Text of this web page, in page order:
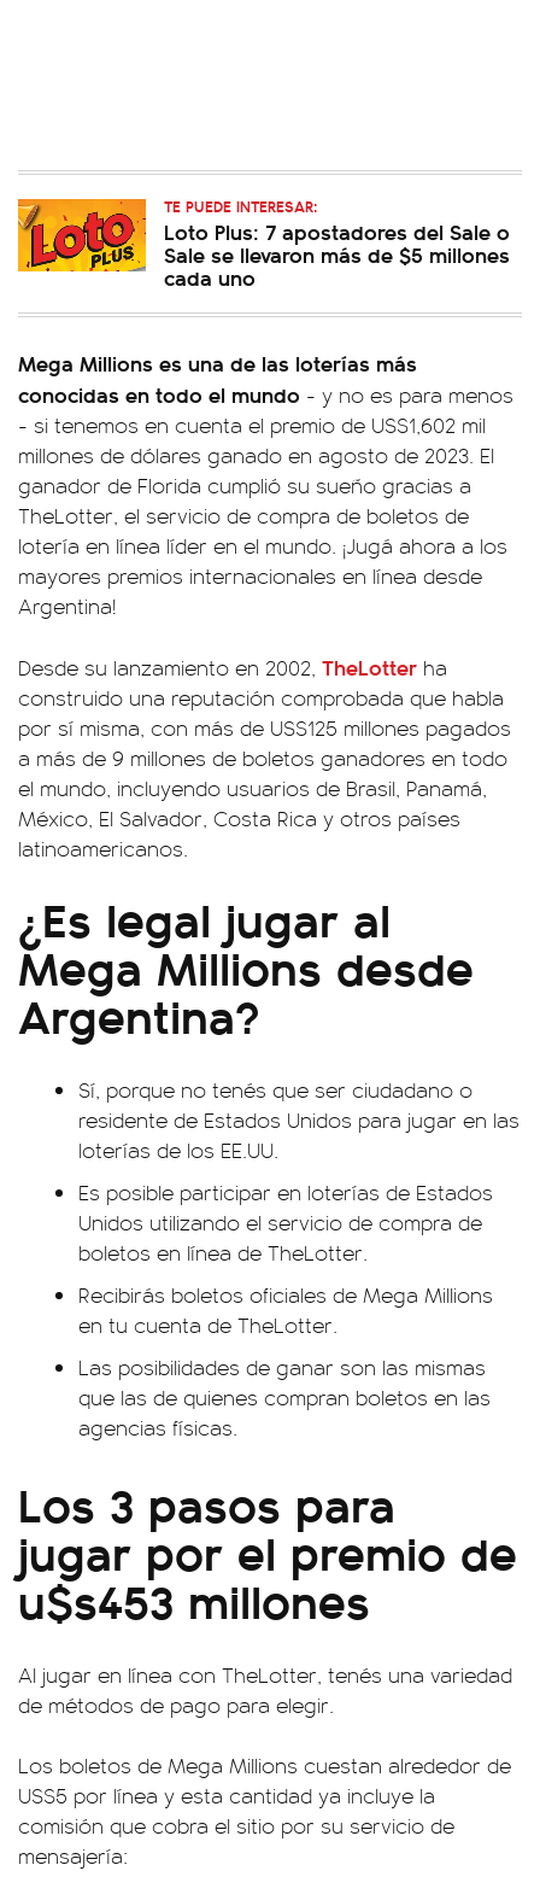
TE PUEDE INTERESAR:
Loto Plus: 7 apostadores del Sale o
Sale se llevaron más de $5 millones
cada uno
Mega Millions es una de las loterías más
conocidas en todo el mundo - y no es para menos
- si tenemos en cuenta el premio de US$1,602 mil
millones de dólares ganado en agosto de 2023. El
ganador de Florida cumplió su sueño gracias a
TheLotter, el servicio de compra de boletos de
lotería en línea líder en el mundo. ¡Jugá ahora a los
mayores premios internacionales en línea desde
Argentina!
Desde su lanzamiento en 2002, TheLotter ha
construido una reputación comprobada que habla
por sí misma, con más de US$125 millones pagados
a más de 9 millones de boletos ganadores en todo
el mundo, incluyendo usuarios de Brasil, Panamá,
México, El Salvador, Costa Rica y otros países
latinoamericanos.
¿Es legal jugar al
Mega Millions desde
Argentina?
Sí, porque no tenés que ser ciudadano o
residente de Estados Unidos para jugar en las
loterías de los EE.UU.
Es posible participar en loterías de Estados
Unidos utilizando el servicio de compra de
boletos en línea de TheLotter.
Recibirás boletos oficiales de Mega Millions
en tu cuenta de TheLotter.
Las posibilidades de ganar son las mismas
que las de quienes compran boletos en las
agencias físicas.
Los 3 pasos para
jugar por el premio de
u$s453 millones
Al jugar en línea con TheLotter, tenés una variedad
de métodos de pago para elegir.
Los boletos de Mega Millions cuestan alrededor de
US$5 por línea y esta cantidad ya incluye la
comisión que cobra el sitio por su servicio de
mensajería: